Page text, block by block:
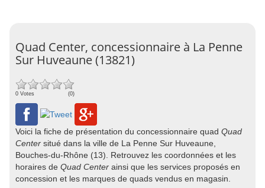
Quad Center, concessionnaire à La Penne
Sur Huveaune (13821)
0 Votes (0)
Voici la fiche de présentation du concessionnaire quad Quad
Center situé dans la ville de La Penne Sur Huveaune,
Bouches-du-Rhône (13). Retrouvez les coordonnées et les
horaires de Quad Center ainsi que les services proposés en
concession et les marques de quads vendus en magasin.